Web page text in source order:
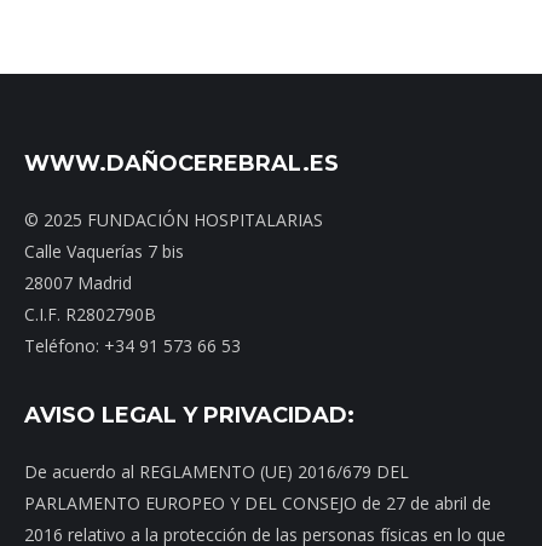
WWW.DAÑOCEREBRAL.ES
© 2025 FUNDACIÓN HOSPITALARIAS
Calle Vaquerías 7 bis
28007 Madrid
C.I.F. R2802790B
Teléfono: +34 91 573 66 53
AVISO LEGAL Y PRIVACIDAD:
De acuerdo al REGLAMENTO (UE) 2016/679 DEL
PARLAMENTO EUROPEO Y DEL CONSEJO de 27 de abril de
2016 relativo a la protección de las personas físicas en lo que